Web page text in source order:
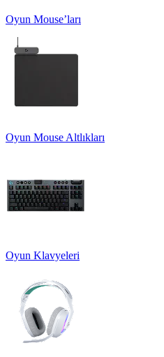
Oyun Mouse’ları
Oyun Mouse Altlıkları
Oyun Klavyeleri